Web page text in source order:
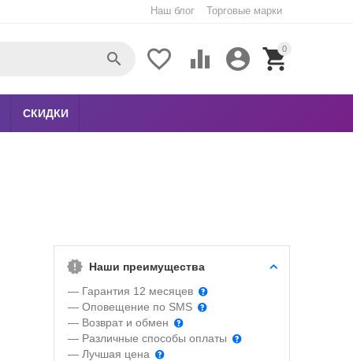
Наш блог Торговые марки
0


 

СКИДКИ
Наши преимущества
— Гарантия 12 месяцев
— Оповещение по SMS
— Возврат и обмен
— Различные способы оплаты
— Лучшая цена